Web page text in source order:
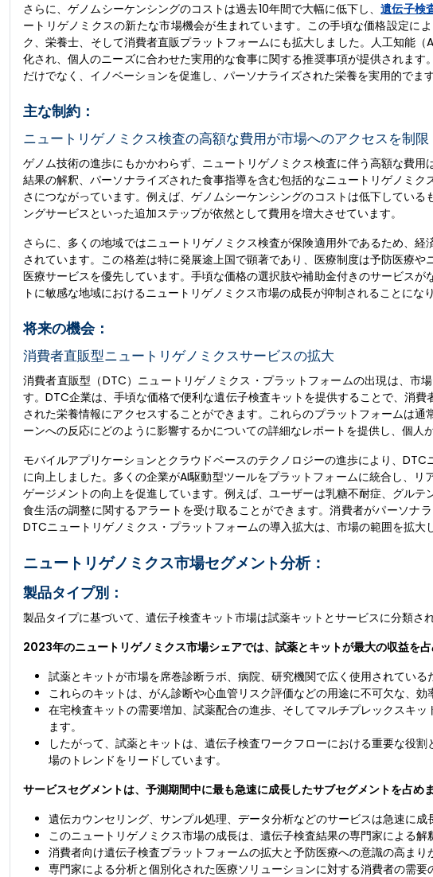
さらに、ゲノムシーケンシングのコストは過去10年間で大幅に低下し、遺伝子検
ートリゲノミクスの新たな市場機会が生まれています。この手頃な価格設定に
ク、栄養士、そして消費者直販プラットフォームにも拡大しました。人工知能
化され、個人のニーズに合わせた実用的な食事に関する推奨事項が提供されま
だけでなく、イノベーションを促進し、パーソナライズされた栄養を実用的でま
主な制約：
ニュートリゲノミクス検査の高額な費用が市場へのアクセスを制限
ゲノム技術の進歩にもかかわらず、ニュートリゲノミクス検査に伴う高額な費用
結果の解釈、パーソナライズされた食事指導を含む包括的なニュートリゲノミ
さにつながっています。例えば、ゲノムシーケンシングのコストは低下している
ングサービスといった追加ステップが依然として費用を増大させています。
さらに、多くの地域ではニュートリゲノミクス検査が保険適用外であるため、
されています。この格差は特​​に発展途上国で顕著であり、医療制度は予防医療
医療サービスを優先しています。手頃な価格の選択肢や補助金付きのサービス
トに敏感な地域におけるニュートリゲノミクス市場の成長が抑制されることになり
将来の機会：
消費者直販型ニュートリゲノミクスサービスの拡大
消費者直販型（DTC）ニュートリゲノミクス・プラットフォームの出現は、市
す。DTC企業は、手頃な価格で便利な遺伝子検査キットを提供することで、消
された栄養情報にアクセスすることができます。これらのプラットフォームは
ーンへの反応にどのように影響するかについての詳細なレポートを提供し、個人
モバイルアプリケーションとクラウドベースのテクノロジーの進歩により、
に向上しました。多くの企業がAI駆動型ツールをプラットフォームに統合し、
ゲージメントの向上を促進しています。例えば、ユーザーは乳糖不耐症、グルテ
食生活の調整に関するアラートを受け取ることができます。消費者がパーソナ
DTCニュートリゲノミクス・プラットフォームの導入拡大は、市場の範囲を拡大
ニュートリゲノミクス市場セグメント分析：
製品タイプ別：
製品タイプに基づいて、遺伝子検査キット市場は試薬キットとサービスに分類され
2023年のニュートリゲノミクス市場シェアでは、試薬とキットが最大の収益を占
試薬とキットが市場を席巻診断ラボ、病院、研究機関で広く使用されている
これらのキットは、がん診断や心血管リスク評価などの用途に不可欠な、効
在宅検査キットの需要増加、試薬配合の進歩、そしてマルチプレックスキ
ます。
したがって、試薬とキットは、遺伝子検査ワークフローにおける重要な役
場のトレンドをリードしています。
サービスセグメントは、予測期間中に最も急速に成長したサブセグメントを占めま
遺伝カウンセリング、サンプル処理、データ分析などのサービスは急速に成
このニュートリゲノミクス市場の成長は、遺伝子検査結果の専門家による解
消費者向け遺伝子検査プラットフォームの拡大と予防医療への意識の高まり
専門家による分析と個別化された医療ソリューションに対する消費者の需